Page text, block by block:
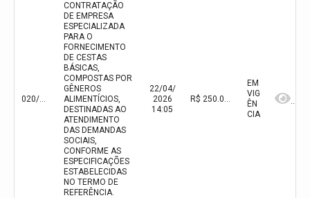
020/2026
CONTRATAÇÃO
DE EMPRESA
ESPECIALIZADA
PARA O
FORNECIMENTO
DE CESTAS
BÁSICAS,
COMPOSTAS POR
GÊNEROS
ALIMENTÍCIOS,
DESTINADAS AO
ATENDIMENTO
DAS DEMANDAS
SOCIAIS,
CONFORME AS
ESPECIFICAÇÕES
ESTABELECIDAS
NO TERMO DE
REFERÊNCIA.
22/04/
2026
14:05
R$ 250.099,92(valor inicial) R$ 250.099,92(valor atualizado)
EM
VIG
ÊN
CIA